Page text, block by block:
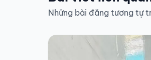
Những bài đăng tương tự